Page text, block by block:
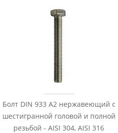
Болт DIN 933 А2 нержавеющий с
шестигранной головой и полной
резьбой - AISI 304, AISI 316